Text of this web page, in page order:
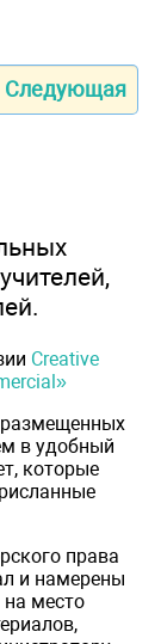
Следующая
Creative
размещенных
в удобный
которые
права
и намерены
на место